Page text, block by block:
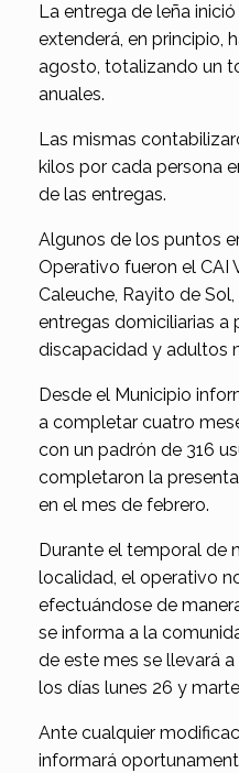
La entrega de leña
extenderá, en principio,
agosto, totalizando un
anuales.
Las mismas
kilos por cada persona
de las entregas.
Algunos de los puntos
Operativo fueron el CAI
Caleuche, Rayito de
entregas domiciliarias a
discapacidad y adultos
Desde el Municipio
a completar cuatro
con un padrón de 316
completaron la
en el mes de febrero.
Durante el temporal de
localidad, el operativo
efectuándose de
se informa a la
de este mes se llevará
los días lunes 26 y
Ante cualquier
informará